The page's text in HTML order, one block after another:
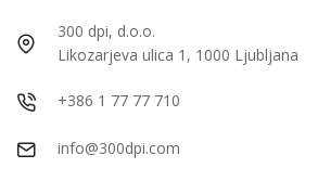
300 dpi, d.o.o.
Likozarjeva ulica 1, 1000 Ljubljana
+386 1 77 77 710
info@300dpi.com